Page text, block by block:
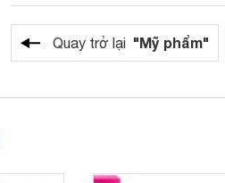
Quay trở lại "Mỹ phẩm"